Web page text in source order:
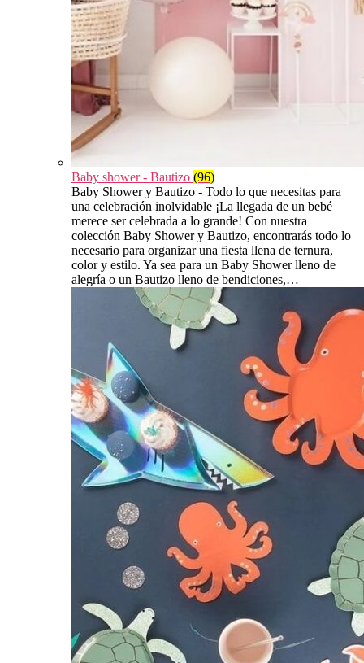
Baby shower - Bautizo (96)
Baby Shower y Bautizo - Todo lo que necesitas para
una celebración inolvidable ¡La llegada de un bebé
merece ser celebrada a lo grande! Con nuestra
colección Baby Shower y Bautizo, encontrarás todo lo
necesario para organizar una fiesta llena de ternura,
color y estilo. Ya sea para un Baby Shower lleno de
alegría o un Bautizo lleno de bendiciones,…